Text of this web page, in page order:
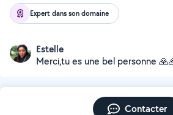
Expert dans son domaine
Estelle
Merci,tu es une bel personne
Contacter